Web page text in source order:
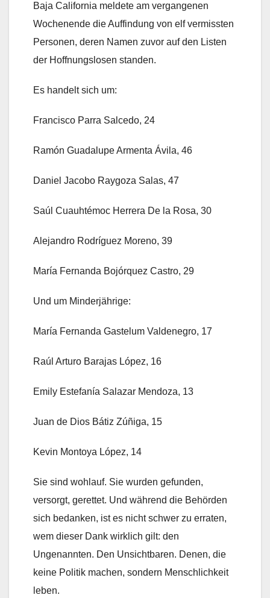
Baja California meldete am vergangenen
Wochenende die Auffindung von elf vermissten
Personen, deren Namen zuvor auf den Listen
der Hoffnungslosen standen.
Es handelt sich um:
Francisco Parra Salcedo, 24
Ramón Guadalupe Armenta Ávila, 46
Daniel Jacobo Raygoza Salas, 47
Saúl Cuauhtémoc Herrera De la Rosa, 30
Alejandro Rodríguez Moreno, 39
María Fernanda Bojórquez Castro, 29
Und um Minderjährige:
María Fernanda Gastelum Valdenegro, 17
Raúl Arturo Barajas López, 16
Emily Estefanía Salazar Mendoza, 13
Juan de Dios Bátiz Zúñiga, 15
Kevin Montoya López, 14
Sie sind wohlauf. Sie wurden gefunden,
versorgt, gerettet. Und während die Behörden
sich bedanken, ist es nicht schwer zu erraten,
wem dieser Dank wirklich gilt: den
Ungenannten. Den Unsichtbaren. Denen, die
keine Politik machen, sondern Menschlichkeit
leben.